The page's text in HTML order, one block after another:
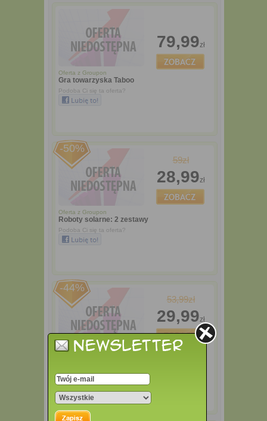
Oferta z Groupon
Gra towarzyska Taboo
Podoba Ci się ta oferta?
79,99zł
-50%
Oferta z Groupon
Roboty solarne: 2 zestawy
Podoba Ci się ta oferta?
59zł
28,99zł
-44%
Oferta zGroupon
53,99zł
29,99zł